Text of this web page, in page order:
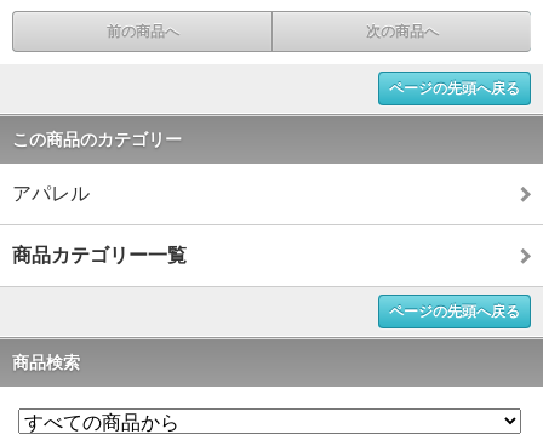
前の商品へ 次の商品へ
ページの先頭へ戻る
この商品のカテゴリー
アパレル
商品カテゴリー一覧
ページの先頭へ戻る
商品検索